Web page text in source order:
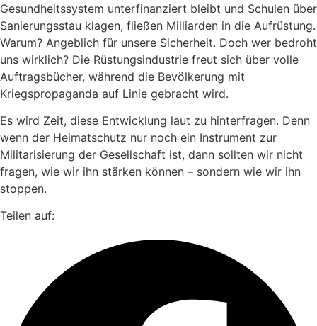
Gesundheitssystem unterfinanziert bleibt und Schulen über
Sanierungsstau klagen, fließen Milliarden in die Aufrüstung.
Warum? Angeblich für unsere Sicherheit. Doch wer bedroht
uns wirklich? Die Rüstungsindustrie freut sich über volle
Auftragsbücher, während die Bevölkerung mit
Kriegspropaganda auf Linie gebracht wird.
Es wird Zeit, diese Entwicklung laut zu hinterfragen. Denn
wenn der Heimatschutz nur noch ein Instrument zur
Militarisierung der Gesellschaft ist, dann sollten wir nicht
fragen, wie wir ihn stärken können – sondern wie wir ihn
stoppen.
Teilen auf: